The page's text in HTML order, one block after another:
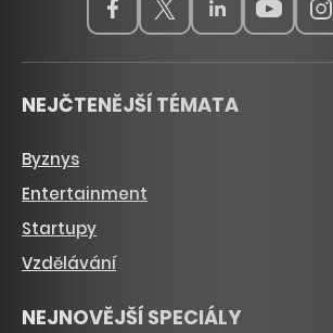
NEJČTENĚJŠÍ TÉMATA
Byznys
Entertainment
Startupy
Vzdělávání
NEJNOVĚJŠÍ SPECIÁLY